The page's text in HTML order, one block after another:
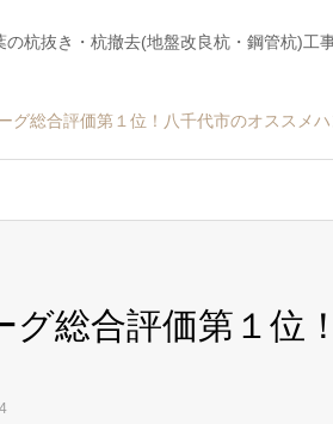
の杭抜き・杭撤去(地盤改良杭・鋼管杭)工
グ総合評価第１位！八千代市のオススメ
グ総合評価第１位